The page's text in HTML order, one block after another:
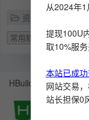
资源类型
常用软件
HBuilder X
★★★☆☆
从2024年
提现100U
取10%服
本站已成
网站交易
站长担保0